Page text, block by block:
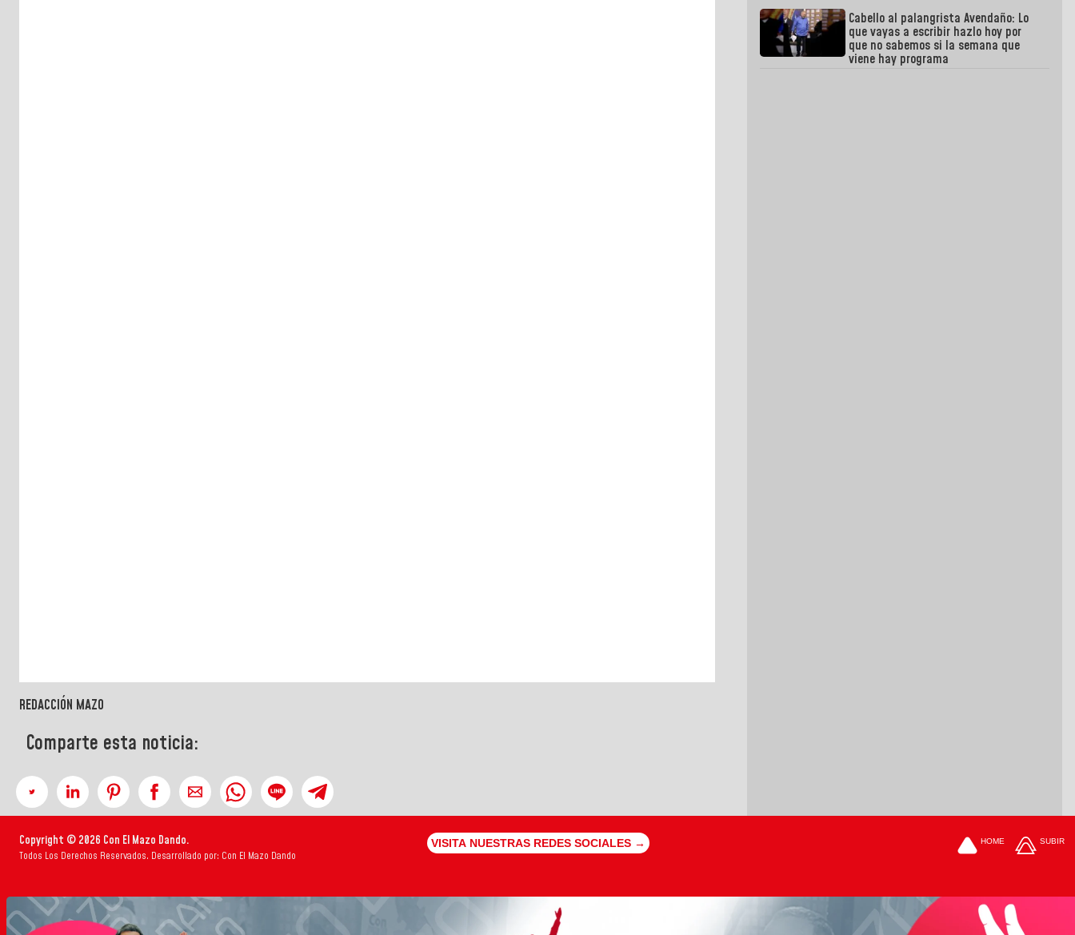
REDACCIÓN MAZO
Comparte esta noticia:
Cabello al palangrista Avendaño: Lo
que vayas a escribir hazlo hoy por
que no sabemos si la semana que
viene hay programa
Copyright © 2026 Con El Mazo Dando.
Todos Los Derechos Reservados. Desarrollado por: Con El Mazo Dando
VISITA NUESTRAS REDES SOCIALES → HOME SUBIR